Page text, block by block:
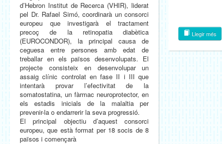
d’Hebron Institut de Recerca (VHIR), liderat
pel Dr. Rafael Simó, coordinarà un consorci
europeu que investigarà el tractament
precoç de la retinopatia diabètica
(EUROCONDOR), la principal causa de
ceguesa entre persones amb edat de
treballar en els països desenvolupats. El
projecte consisteix en desenvolupar un
assaig clínic controlat en fase II i III que
intentarà provar l’efectivitat de la
somatostatina, un fàrmac neuroprotector, en
els estadis inicials de la malaltia per
prevenir-la o endarrerir la seva progressió.
El principal objectiu d’aquest consorci
europeu, que està format per 18 socis de 8
països i començarà
Llegir més